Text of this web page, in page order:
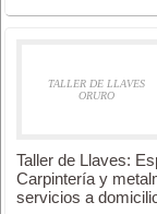
TALLER DE LLAVES
ORURO
Taller de Llaves:
Carpintería y
servicios a